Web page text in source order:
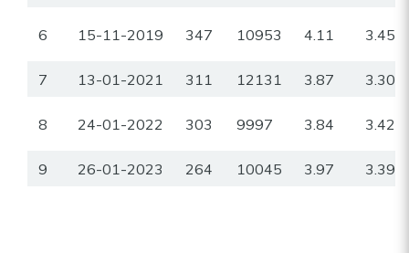
6 15-11-2019 347 10953 4.11 3.45
7 13-01-2021 311 12131 3.87 3.30
8 24-01-2022 303 9997 3.84 3.42
9 26-01-2023 264 10045 3.97 3.39